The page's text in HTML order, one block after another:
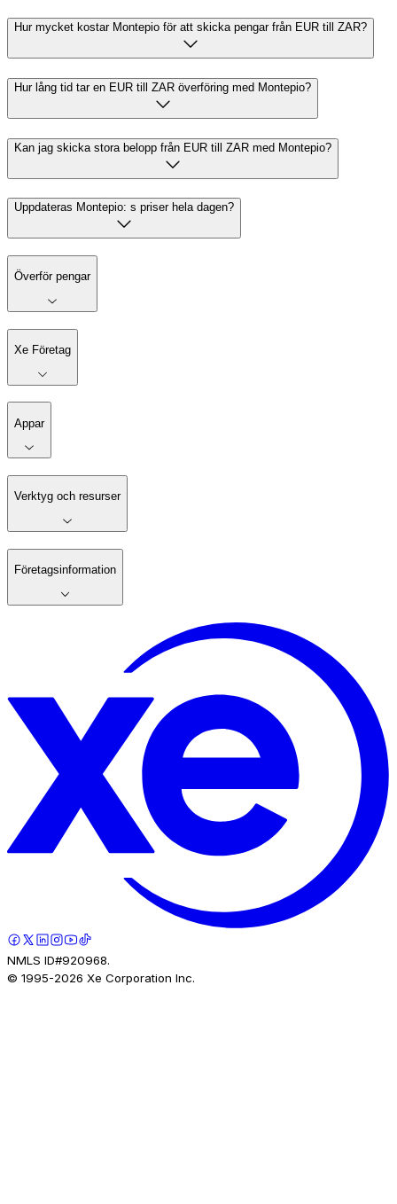
Hur mycket kostar Montepio för att skicka pengar från EUR till ZAR?
Hur lång tid tar en EUR till ZAR överföring med Montepio?
Kan jag skicka stora belopp från EUR till ZAR med Montepio?
Uppdateras Montepio: s priser hela dagen?
Överför pengar
Xe Företag
Appar
Verktyg och resurser
Företagsinformation
NMLS ID#920968.
© 1995-2026 Xe Corporation Inc.